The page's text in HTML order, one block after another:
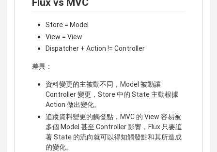
Store = Model
View = View
Dispatcher + Action != Controller
差異：
資料變更的主被動不同，Model 被動讓
Controller 變更，Store 中的 State 主動根據
Action 做出變化。
追蹤資料變更的觸發點，MVC 的 View 容易被
多個 Model 甚至 Controller 影響，Flux 只要追
著 State 的流向就可以得知觸發點和其所造成
的變化。